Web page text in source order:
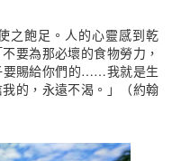
之飽足。人的心靈感到乾
要為那必壞的食物勞力，
要賜給你們的……我就是生
的，永遠不渴。」（約翰